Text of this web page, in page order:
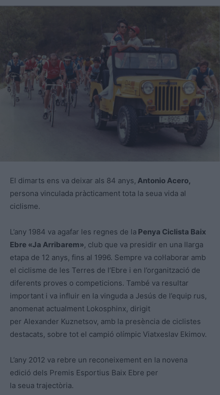
El dimarts ens va deixar als 84 anys, Antonio Acero,
persona vinculada pràcticament tota la seua vida al
ciclisme.
L’any 1984 va agafar les regnes de la Penya Ciclista Baix
Ebre «Ja Arribarem», club que va presidir en una llarga
etapa de 12 anys, fins al 1996. Sempre va col·laborar amb
el ciclisme de les Terres de l’Ebre i en l’organització de
diferents proves o competicions. També va resultar
important i va influir en la vinguda a Jesús de l’equip rus,
anomenat actualment Lokosphinx, dirigit
per Alexander Kuznetsov, amb la presència de ciclistes
destacats, sobre tot el campió olímpic Viatxeslav Ekimov.
L’any 2012 va rebre un reconeixement en la novena
edició dels Premis Esportius Baix Ebre per
la seua trajectòria.